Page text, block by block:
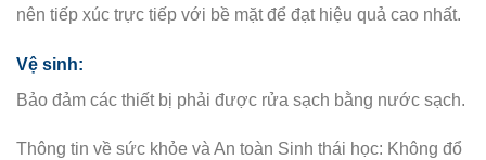
nên tiếp xúc trực tiếp với bề mặt để đạt hiệu quả cao nhất.
Vệ sinh:
Bảo đảm các thiết bị phải được rửa sạch bằng nước sạch.
Thông tin về sức khỏe và An toàn Sinh thái học: Không đổ